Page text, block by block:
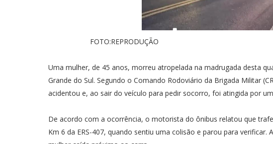
FOTO:REPRODUÇÃO
Uma mulher, de 45 anos, morreu atropelada na madrugada desta
Grande do Sul. Segundo o Comando Rodoviário da Brigada Militar
acidentou e, ao sair do veículo para pedir socorro, foi atingida por
De acordo com a ocorrência, o motorista do ônibus relatou que
Km 6 da ERS-407, quando sentiu uma colisão e parou para